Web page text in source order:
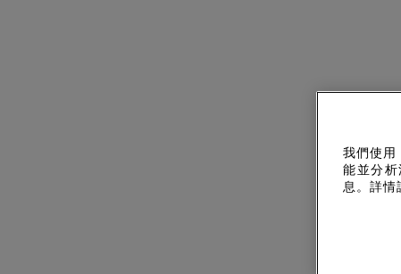
我們使用
能並分
息。詳情